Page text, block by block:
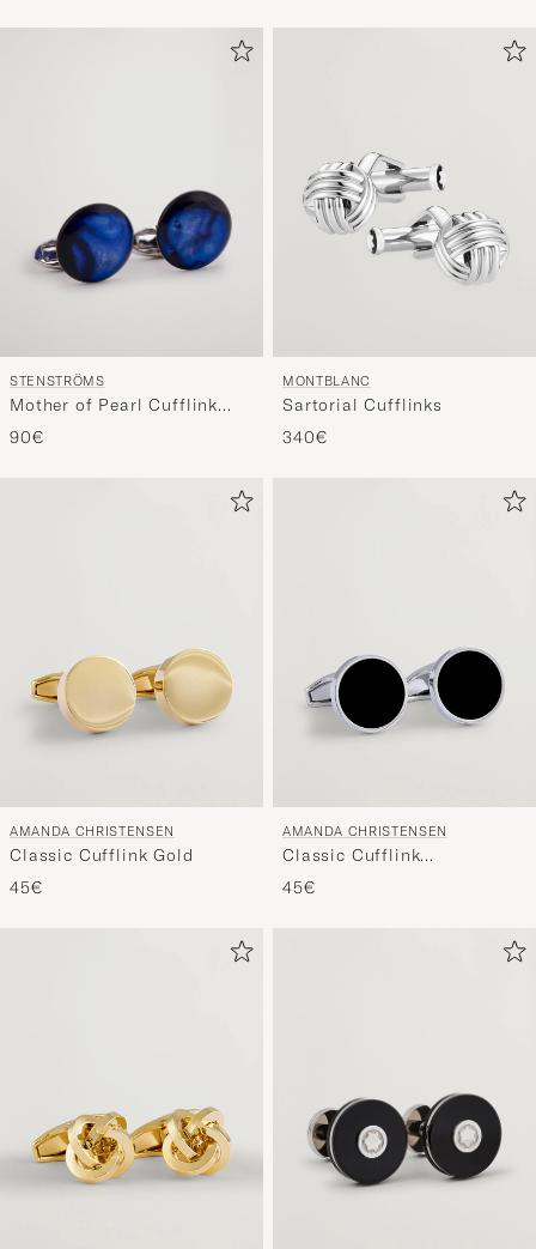
STENSTRÖMS
Mother of Pearl Cufflink
Dark Blue
90€
MONTBLANC
Sartorial Cufflinks
340€
AMANDA CHRISTENSEN
Classic Cufflink Gold
45€
AMANDA CHRISTENSEN
Classic Cufflink
Silver/Black
45€